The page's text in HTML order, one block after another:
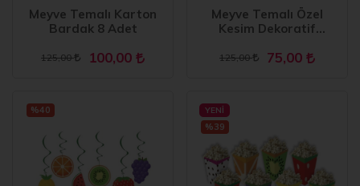
Meyve Temalı Karton
Bardak 8 Adet
125,00 100,00
Meyve Temalı Özel
Kesim Dekoratif
125,00 75,00
%40 YENI
%39